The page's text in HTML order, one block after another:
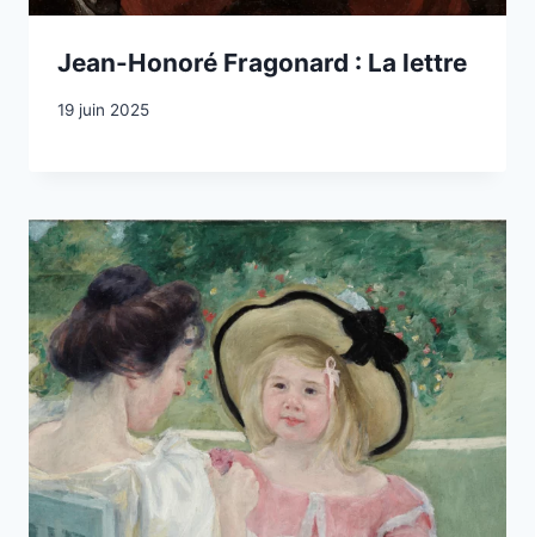
Jean-Honoré Fragonard : La lettre
19 juin 2025